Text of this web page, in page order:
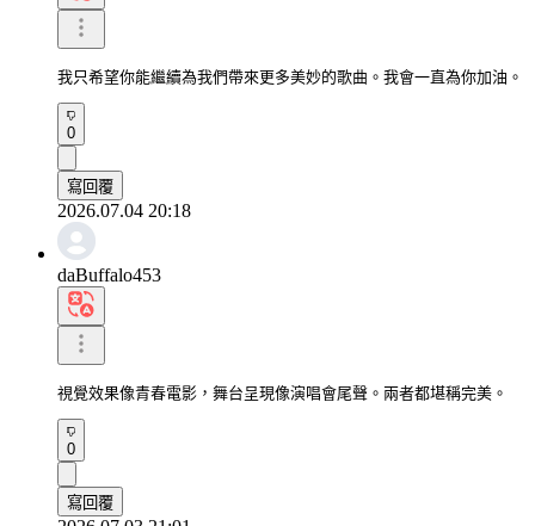
我只希望你能繼續為我們帶來更多美妙的歌曲。我會一直為你加油。
0
寫回覆
2026.07.04 20:18
daBuffalo453
視覺效果像青春電影，舞台呈現像演唱會尾聲。兩者都堪稱完美。
0
寫回覆